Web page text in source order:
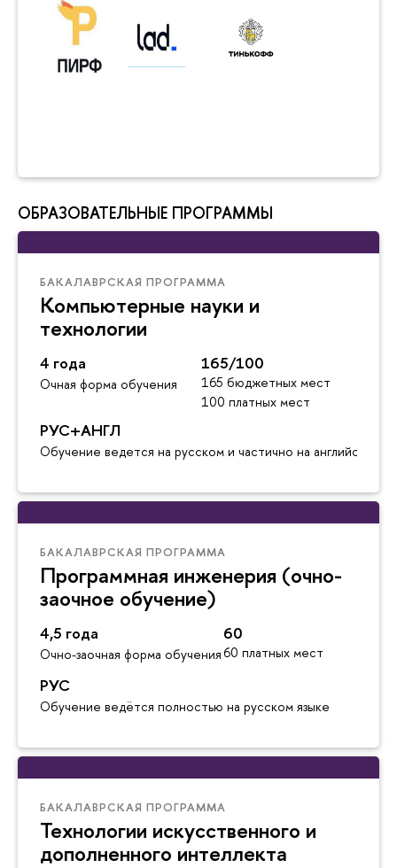
ОБРАЗОВАТЕЛЬНЫЕ ПРОГРАММЫ
БАКАЛАВРСКАЯ ПРОГРАММА
Компьютерные науки и
технологии
4 года
Очная форма обучения
165/100
165 бюджетных мест
100 платных мест
РУС+АНГЛ
Обучение ведется на русском и частично на английском
БАКАЛАВРСКАЯ ПРОГРАММА
Программная инженерия (очно-
заочное обучение)
4,5 года
Очно-заочная форма обучения
60
60 платных мест
РУС
Обучение ведётся полностью на русском языке
БАКАЛАВРСКАЯ ПРОГРАММА
Технологии искусственного и
дополненного интеллекта